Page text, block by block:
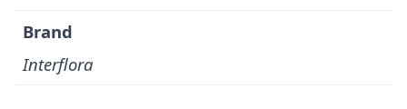
Brand
Interflora